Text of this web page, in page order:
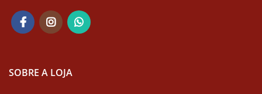
SOBRE A LOJA